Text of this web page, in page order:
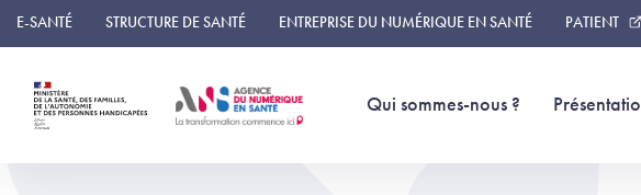
Panneau de gestion des cookies
E-SANTÉ STRUCTURE DE SANTÉ ENTREPRISE DU NUMÉRIQUE EN SANTÉ PATIENT
Qui sommes-nous ?